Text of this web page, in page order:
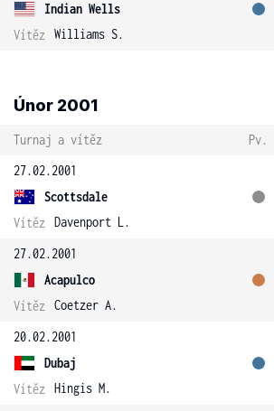
Indian Wells
Vítěz
Williams S.
Únor 2001
Turnaj a vítěz Pv.
27.02.2001
Scottsdale
Vítěz
Davenport L.
27.02.2001
Acapulco
Vítěz
Coetzer A.
20.02.2001
Dubaj
Vítěz
Hingis M.